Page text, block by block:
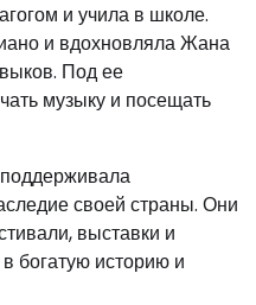
и учила в школе.
и вдохновляла Жана
Под ее
музыку и посещать
своей страны. Они
выставки и
богатую историю и